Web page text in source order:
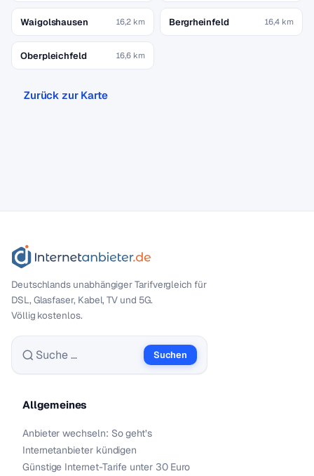
Waigolshausen 16,2 km Bergrheinfeld 16,4 km
Oberpleichfeld 16,6 km
Zurück zur Karte
Deutschlands unabhängiger Tarif­vergleich für
DSL, Glasfaser, Kabel, TV und 5G.
Völlig kostenlos.
Suche nach:
Suchen
Allgemeines
Anbieter wechseln: So geht’s
Internetanbieter kündigen
Günstige Internet-Tarife unter 30 Euro